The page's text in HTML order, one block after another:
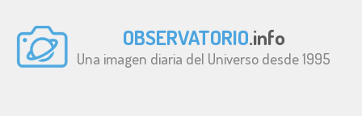
OBSERVATORIO.info
Una imagen diaria del Universo desde 1995